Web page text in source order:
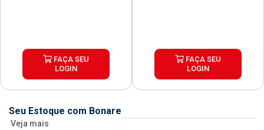
FAÇA SEU
LOGIN
FAÇA SEU
LOGIN
Seu Estoque com Bonare
Veja mais